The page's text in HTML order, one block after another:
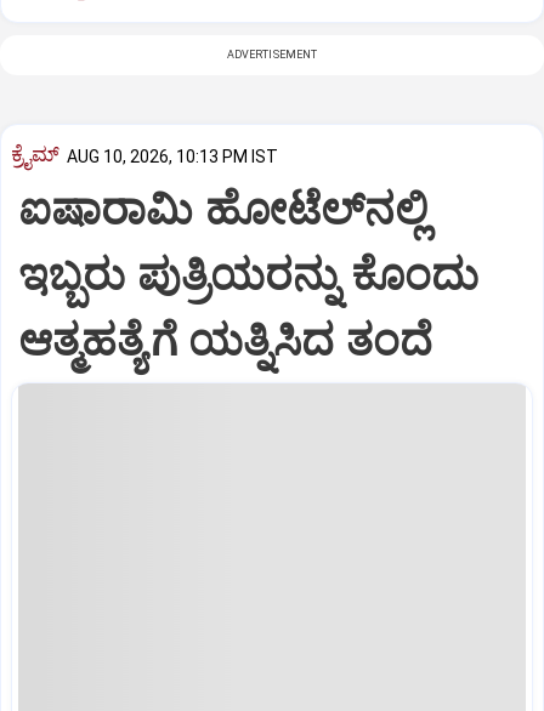
ADVERTISEMENT
ಕ್ರೈಮ್ AUG 10, 2026, 10:13 PM IST
ಐಷಾರಾಮಿ ಹೋಟೆಲ್‌ನಲ್ಲಿ
ಇಬ್ಬರು ಪುತ್ರಿಯರನ್ನು ಕೊಂದು
ಆತ್ಮಹತ್ಯೆಗೆ ಯತ್ನಿಸಿದ ತಂದೆ